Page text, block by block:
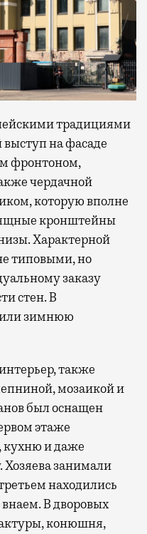
традициями
на фасаде
фронтоном,
чердачной
которую вполне
кронштейны
Характерной
типовыми, но
заказу
стен. В
зимнюю
также
мозаикой и
был оснащен
этаже
кухню и даже
занимали
находились
В дворовых
конюшня,